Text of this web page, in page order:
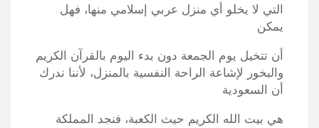
التي لا يخلو أي منزل عربي إسلامي منها، فهل
يمكن
أن تتخيل يوم الجمعة دون بدء اليوم بالقرآن الكريم
والبخور لإشاعة الراحة النفسية بالمنزل، لأننا ندرك
أن السعودية
هي بيت الله الكريم حيث الكعبة، فنجد المملكة